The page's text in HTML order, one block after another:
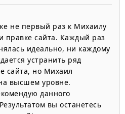
не первый раз к Михаилу
правке сайта. Каждый раз
идеально, ни каждому
устранить ряд
сайта, но Михаил
высшем уровне.
данного
вы останетесь